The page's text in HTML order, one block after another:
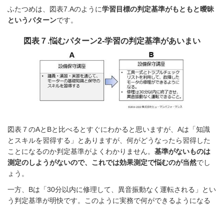
ふたつめは、図表7.Aのように学習目標の判定基準がもともと曖昧
というパターンです。
図表７.悩むパターン2-学習の判定基準があいまい
図表７のAとBと比べるとすぐにわかると思いますが、Aは「知識
とスキルを習得する」とありますが、何がどうなったら習得した
ことになるのか判定基準がよくわかりません。 基準がないものは
測定のしようがないので、これでは効果測定で悩むのが当然でし
ょう。
一方、Bは「30分以内に修理して、異音振動なく運転される」とい
う判定基準が明快です。このように実務で何ができるようになる